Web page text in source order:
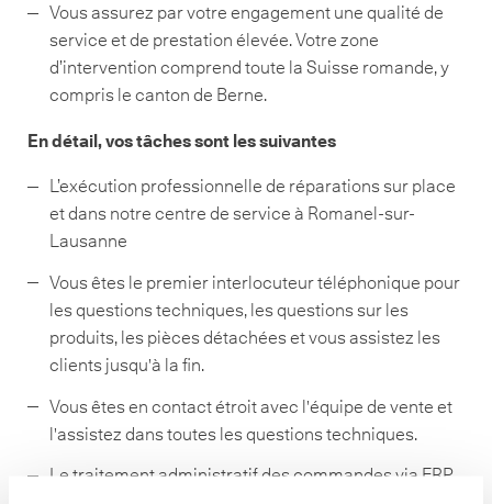
Vous assurez par votre engagement une qualité de
service et de prestation élevée. Votre zone
d’intervention comprend toute la Suisse romande, y
compris le canton de Berne.
En détail, vos tâches sont les suivantes
L’exécution professionnelle de réparations sur place
et dans notre centre de service à Romanel-sur-
Lausanne
Vous êtes le premier interlocuteur téléphonique pour
les questions techniques, les questions sur les
produits, les pièces détachées et vous assistez les
clients jusqu'à la fin.
Vous êtes en contact étroit avec l'équipe de vente et
l'assistez dans toutes les questions techniques.
Le traitement administratif des commandes via ERP